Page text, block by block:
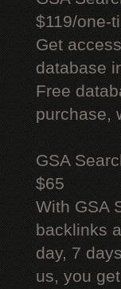
$119/one-
Get
database
Free
purchase,
GSA
$65
With GSA
backlinks
day, 7
us, you